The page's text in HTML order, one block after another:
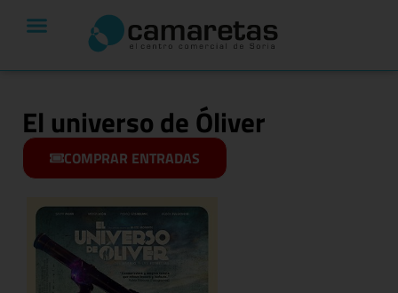
El universo de Óliver
COMPRAR ENTRADAS